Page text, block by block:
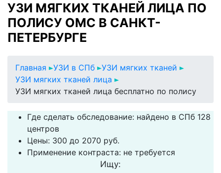
УЗИ МЯГКИХ ТКАНЕЙ ЛИЦА ПО
ПОЛИСУ ОМС В САНКТ-
ПЕТЕРБУРГЕ
Главная УЗИ в СПб
УЗИ мягких тканей
УЗИ мягких тканей лица
УЗИ мягких тканей лица бесплатно по полису
Где сделать обследование: найдено в СПб 128
центров
Цены: 300 до 2070 руб.
Применение контраста: не требуется
Ищу: